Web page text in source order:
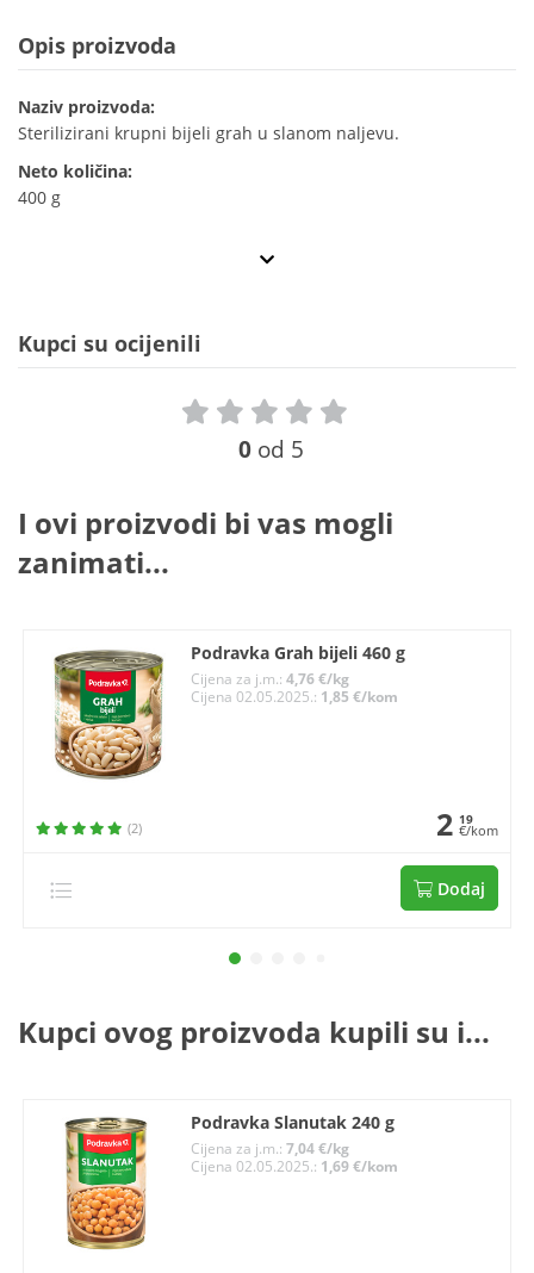
Opis proizvoda
Naziv proizvoda:
Sterilizirani krupni bijeli grah u slanom naljevu.
Neto količina:
400 g
Kupci su ocijenili
0 od 5
I ovi proizvodi bi vas mogli
zanimati...
Podravka Grah bijeli 460 g
Cijena za j.m.:4,76 €/kg
Cijena 02.05.2025.: 1,85 €/kom
(2) 2 19
€/kom
Dodaj
Kupci ovog proizvoda kupili su i...
Podravka Slanutak 240 g
Cijena za j.m.:7,04 €/kg
Cijena 02.05.2025.: 1,69 €/kom